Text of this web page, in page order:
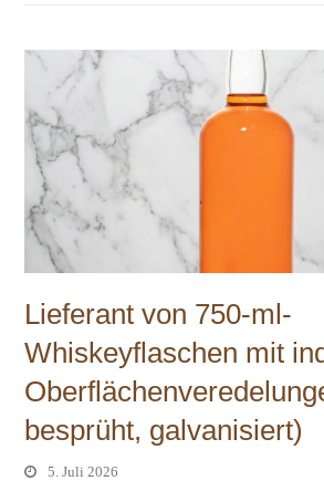
Lieferant von 750-ml-
Whiskeyflaschen mit
besprüht, galvanisiert)
5. Juli 2026